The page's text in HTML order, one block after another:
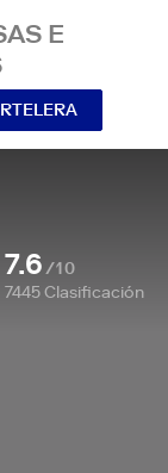
E
7.6/10
7445Clasificación